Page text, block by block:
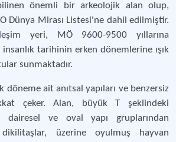
önemli bir arkeolojik alan olup,
Dünya Mirası Listesi'ne dahil edilmiştir.
yeri, MÖ 9600-9500 yıllarına
tarihinin erken dönemlerine ışık
sunmaktadır.
ait anıtsal yapıları ve benzersiz
çeker. Alan, büyük T şeklindeki
dairesel ve oval yapı gruplarından
üzerine oyulmuş hayvan